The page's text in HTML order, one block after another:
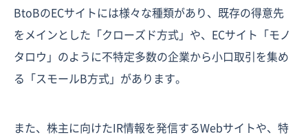
BtoBのECサイトには様々な種類があり、既存の得意先
をメインとした「クローズド方式」や、ECサイト「モノ
タロウ」のように不特定多数の企業から小口取引を集め
る「スモールB方式」があります。
また、株主に向けたIR情報を発信するWebサイトや、特